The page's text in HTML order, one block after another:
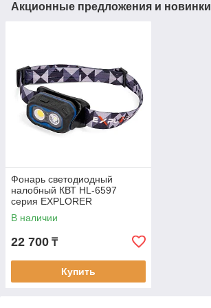
Акционные предложения и новинки
Фонарь светодиодный
налобный КВТ HL-6597
серия EXPLORER
В наличии
22 700 ₸
Купить